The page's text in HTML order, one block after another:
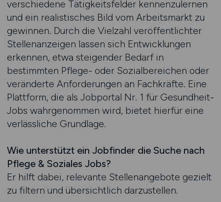
verschiedene Tätigkeitsfelder kennenzulernen
und ein realistisches Bild vom Arbeitsmarkt zu
gewinnen. Durch die Vielzahl veröffentlichter
Stellenanzeigen lassen sich Entwicklungen
erkennen, etwa steigender Bedarf in
bestimmten Pflege- oder Sozialbereichen oder
veränderte Anforderungen an Fachkräfte. Eine
Plattform, die als Jobportal Nr. 1 für Gesundheit-
Jobs wahrgenommen wird, bietet hierfür eine
verlässliche Grundlage.
Wie unterstützt ein Jobfinder die Suche nach
Pflege & Soziales Jobs?
Er hilft dabei, relevante Stellenangebote gezielt
zu filtern und übersichtlich darzustellen.